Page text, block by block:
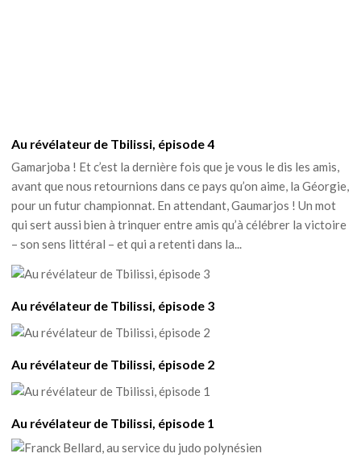
Au révélateur de Tbilissi, épisode 4
Gamarjoba ! Et c’est la dernière fois que je vous le dis les amis,
avant que nous retournions dans ce pays qu’on aime, la Géorgie,
pour un futur championnat. En attendant, Gaumarjos ! Un mot
qui sert aussi bien à trinquer entre amis qu’à célébrer la victoire
– son sens littéral – et qui a retenti dans la...
Au révélateur de Tbilissi, épisode 3
Au révélateur de Tbilissi, épisode 2
Au révélateur de Tbilissi, épisode 1